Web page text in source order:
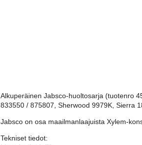
Alkuperäinen Jabsco-huoltosarja (tuotenro
833550 / 875807, Sherwood 9979K, Sierra
Jabsco on osa maailmanlaajuista Xylem-
Tekniset tiedot: